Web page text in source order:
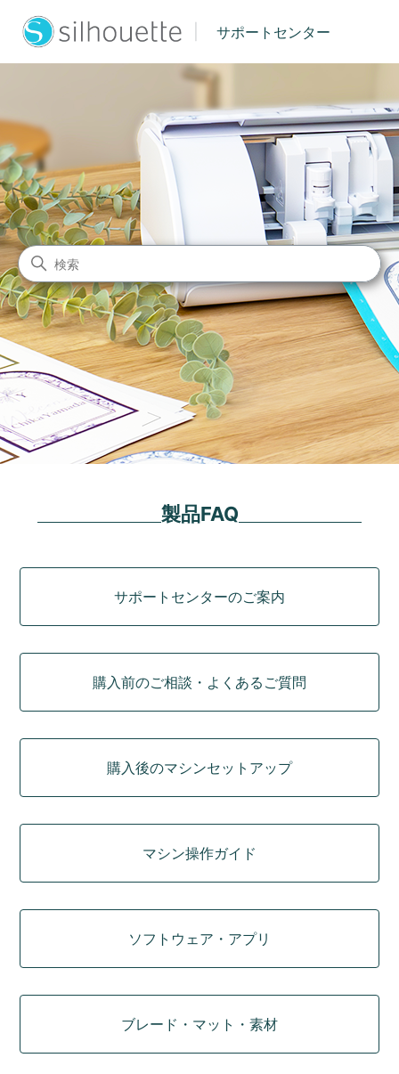
サポートセンター
シルエットジャパン サポート
検索
製品FAQ
サポートセンターのご案内
購入前のご相談・よくあるご質問
購入後のマシンセットアップ
マシン操作ガイド
ソフトウェア・アプリ
ブレード・マット・素材